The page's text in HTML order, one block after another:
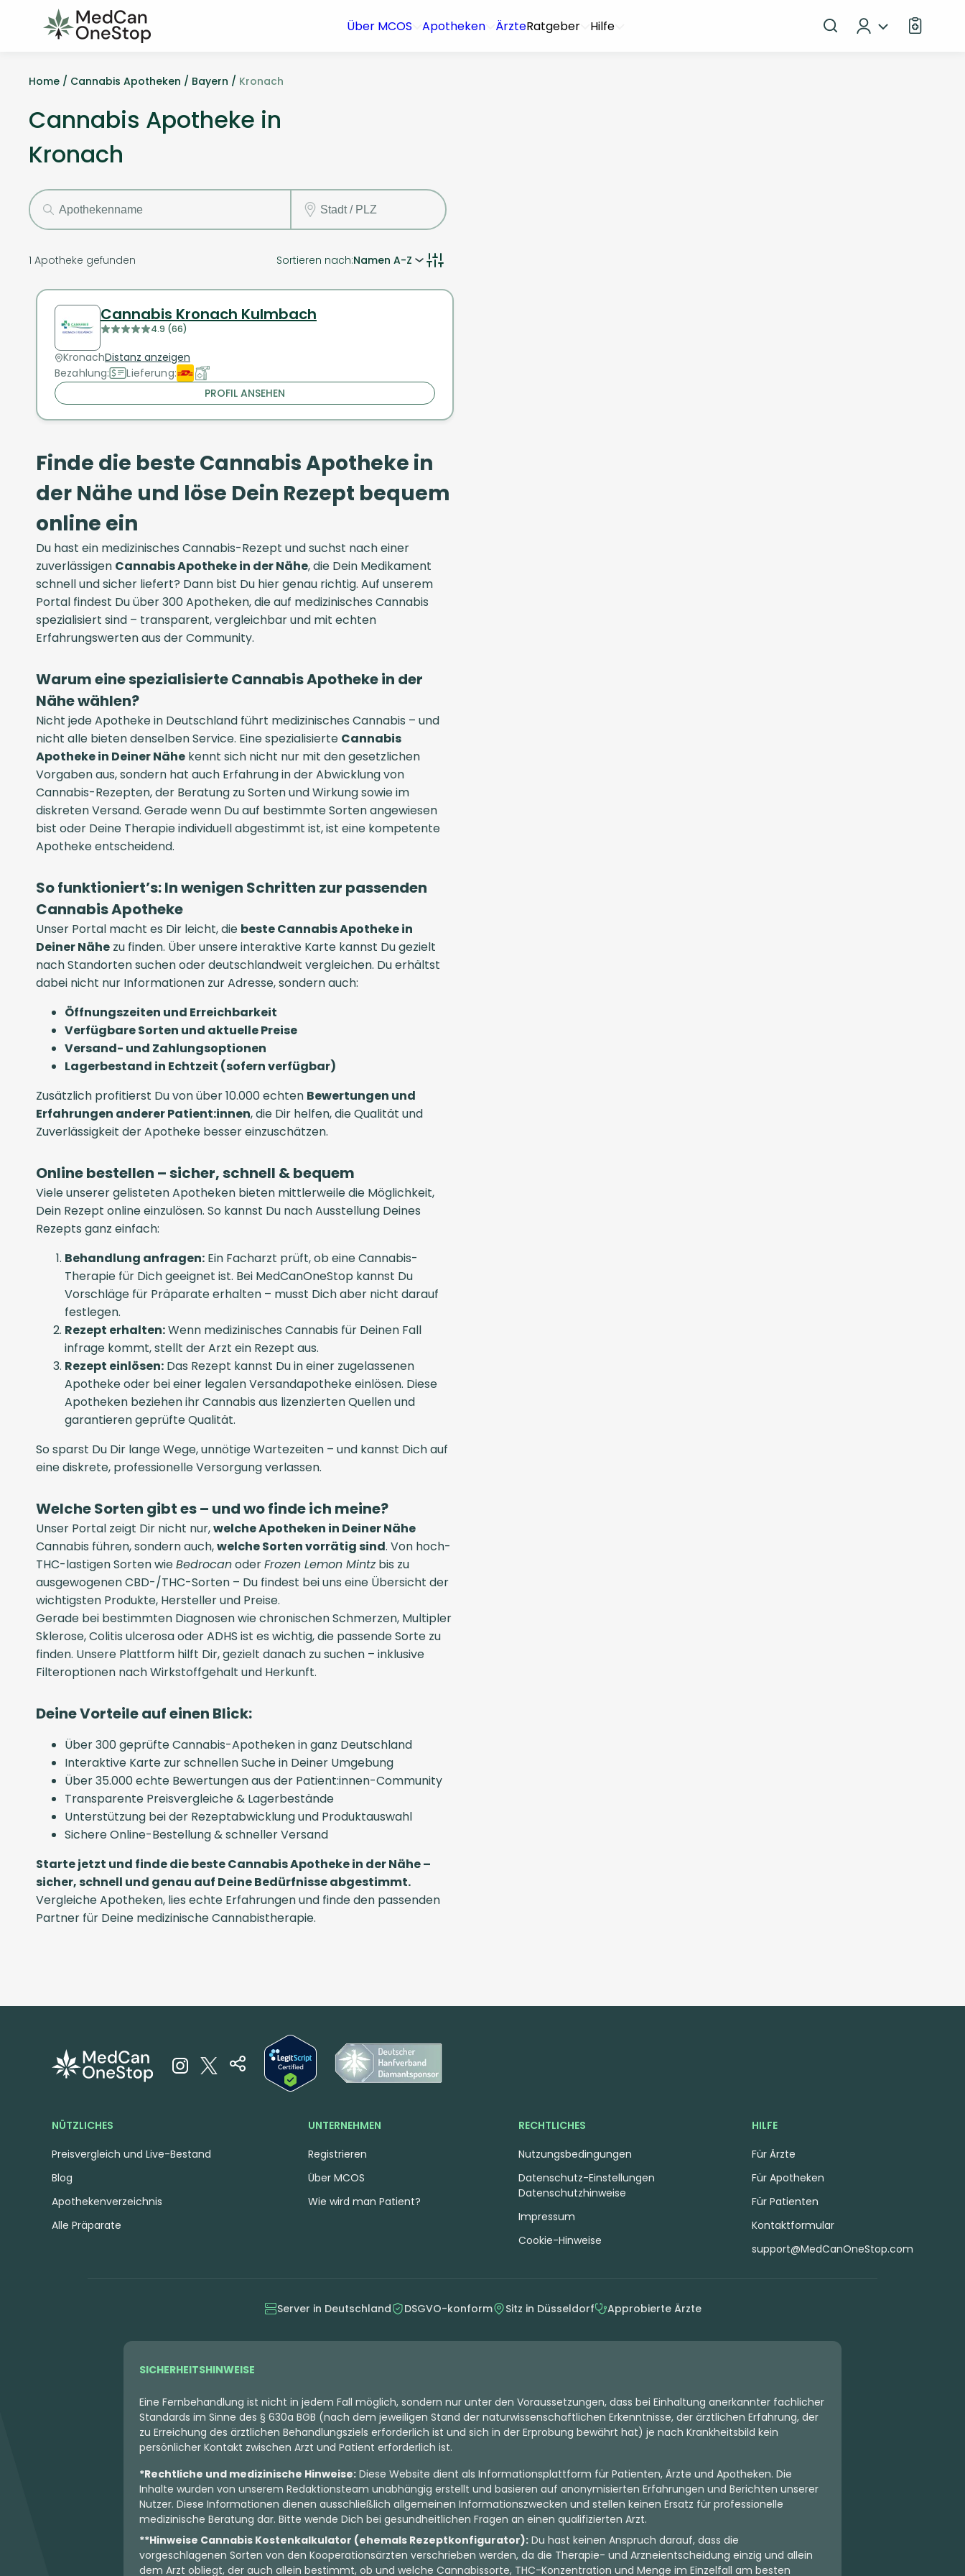
Über MCOS Apotheken ÄrzteRatgeber Hilfe
Home / Cannabis Apotheken / Bayern / Kronach
Cannabis Apotheke in
Kronach
1 Apotheke gefunden Sortieren nach:Namen A-Z
Cannabis Kronach Kulmbach
4.9 (66)
KronachDistanz anzeigen
Bezahlung:
Lieferung:
PROFIL ANSEHEN
Finde die beste Cannabis Apotheke in
der Nähe und löse Dein Rezept bequem
online ein
Du hast ein medizinisches Cannabis-Rezept und suchst nach einer
zuverlässigen Cannabis Apotheke in der Nähe, die Dein Medikament
schnell und sicher liefert? Dann bist Du hier genau richtig. Auf unserem
Portal findest Du über 300 Apotheken, die auf medizinisches Cannabis
spezialisiert sind – transparent, vergleichbar und mit echten
Erfahrungswerten aus der Community.
Warum eine spezialisierte Cannabis Apotheke in der
Nähe wählen?
Nicht jede Apotheke in Deutschland führt medizinisches Cannabis – und
nicht alle bieten denselben Service. Eine spezialisierte Cannabis
Apotheke in Deiner Nähe kennt sich nicht nur mit den gesetzlichen
Vorgaben aus, sondern hat auch Erfahrung in der Abwicklung von
Cannabis-Rezepten, der Beratung zu Sorten und Wirkung sowie im
diskreten Versand. Gerade wenn Du auf bestimmte Sorten angewiesen
bist oder Deine Therapie individuell abgestimmt ist, ist eine kompetente
Apotheke entscheidend.
So funktioniert’s: In wenigen Schritten zur passenden
Cannabis Apotheke
Unser Portal macht es Dir leicht, die beste Cannabis Apotheke in
Deiner Nähe zu finden. Über unsere interaktive Karte kannst Du gezielt
nach Standorten suchen oder deutschlandweit vergleichen. Du erhältst
dabei nicht nur Informationen zur Adresse, sondern auch:
Öffnungszeiten und Erreichbarkeit
Verfügbare Sorten und aktuelle Preise
Versand- und Zahlungsoptionen
Lagerbestand in Echtzeit (sofern verfügbar)
Zusätzlich profitierst Du von über 10.000 echten Bewertungen und
Erfahrungen anderer Patient:innen, die Dir helfen, die Qualität und
Zuverlässigkeit der Apotheke besser einzuschätzen.
Online bestellen – sicher, schnell & bequem
Viele unserer gelisteten Apotheken bieten mittlerweile die Möglichkeit,
Dein Rezept online einzulösen. So kannst Du nach Ausstellung Deines
Rezepts ganz einfach:
Behandlung anfragen: Ein Facharzt prüft, ob eine Cannabis-
Therapie für Dich geeignet ist. Bei MedCanOneStop kannst Du
Vorschläge für Präparate erhalten – musst Dich aber nicht darauf
festlegen.
Rezept erhalten:Wenn medizinisches Cannabis für Deinen Fall
infrage kommt, stellt der Arzt ein Rezept aus.
Rezept einlösen: Das Rezept kannst Du in einer zugelassenen
Apotheke oder bei einer legalen Versandapotheke einlösen. Diese
Apotheken beziehen ihr Cannabis aus lizenzierten Quellen und
garantieren geprüfte Qualität.
So sparst Du Dir lange Wege, unnötige Wartezeiten – und kannst Dich auf
eine diskrete, professionelle Versorgung verlassen.
Welche Sorten gibt es – und wo finde ich meine?
Unser Portal zeigt Dir nicht nur,welche Apotheken in Deiner Nähe
Cannabis führen, sondern auch,welche Sorten vorrätig sind. Von hoch-
THC-lastigen Sorten wieBedrocanoderFrozen Lemon Mintzbis zu
ausgewogenen CBD-/THC-Sorten – Du findest bei uns eine Übersicht der
wichtigsten Produkte, Hersteller und Preise.
Gerade bei bestimmten Diagnosen wie chronischen Schmerzen, Multipler
Sklerose, Colitis ulcerosa oder ADHS ist es wichtig, die passende Sorte zu
finden. Unsere Plattform hilft Dir, gezielt danach zu suchen – inklusive
Filteroptionen nach Wirkstoffgehalt und Herkunft.
Deine Vorteile auf einen Blick:
Über 300 geprüfte Cannabis-Apotheken in ganz Deutschland
Interaktive Karte zur schnellen Suche in Deiner Umgebung
Über 35.000 echte Bewertungen aus der Patient:innen-Community
Transparente Preisvergleiche & Lagerbestände
Unterstützung bei der Rezeptabwicklung und Produktauswahl
Sichere Online-Bestellung & schneller Versand
Starte jetzt und finde die beste Cannabis Apotheke in der Nähe –
sicher, schnell und genau auf Deine Bedürfnisse abgestimmt.
Vergleiche Apotheken, lies echte Erfahrungen und finde den passenden
Partner für Deine medizinische Cannabistherapie.
NÜTZLICHES
Preisvergleich und Live-Bestand
Blog
Apothekenverzeichnis
Alle Präparate
UNTERNEHMEN
Registrieren
Über MCOS
Wie wird man Patient?
HILFE
Für Ärzte
Für Apotheken
Für Patienten
Kontaktformular
support@MedCanOneStop.com
RECHTLICHES
Nutzungsbedingungen
Datenschutzhinweise
Impressum
Cookie-Hinweise
Datenschutz-Einstellungen
Server in Deutschland DSGVO-konform Sitz in Düsseldorf Approbierte Ärzte
SICHERHEITSHINWEISE
Eine Fernbehandlung ist nicht in jedem Fall möglich, sondern nur unter den Voraussetzungen, dass bei Einhaltung anerkannter fachlicher
Standards im Sinne des § 630a BGB (nach dem jeweiligen Stand der naturwissenschaftlichen Erkenntnisse, der ärztlichen Erfahrung, der
zu Erreichung des ärztlichen Behandlungsziels erforderlich ist und sich in der Erprobung bewährt hat) je nach Krankheitsbild kein
persönlicher Kontakt zwischen Arzt und Patient erforderlich ist.
*Rechtliche und medizinische Hinweise: Diese Website dient als Informationsplattform für Patienten, Ärzte und Apotheken. Die
Inhalte wurden von unserem Redaktionsteam unabhängig erstellt und basieren auf anonymisierten Erfahrungen und Berichten unserer
Nutzer. Diese Informationen dienen ausschließlich allgemeinen Informationszwecken und stellen keinen Ersatz für professionelle
medizinische Beratung dar. Bitte wende Dich bei gesundheitlichen Fragen an einen qualifizierten Arzt.
**Hinweise Cannabis Kostenkalkulator (ehemals Rezeptkonfigurator): Du hast keinen Anspruch darauf, dass die
vorgeschlagenen Sorten von den Kooperationsärzten verschrieben werden, da die Therapie- und Arzneientscheidung einzig und allein
dem Arzt obliegt, der auch allein bestimmt, ob und welche Cannabissorte, THC-Konzentration und Menge im Einzelfall am besten